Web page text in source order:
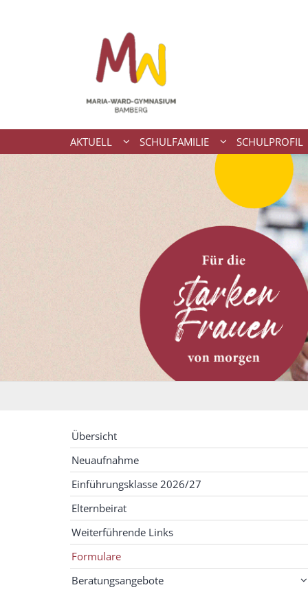
AKTUELL SCHULFAMILIE SCHULPROFIL
Übersicht
Neuaufnahme
Einführungsklasse 2026/27
Elternbeirat
Weiterführende Links
Formulare
Beratungsangebote